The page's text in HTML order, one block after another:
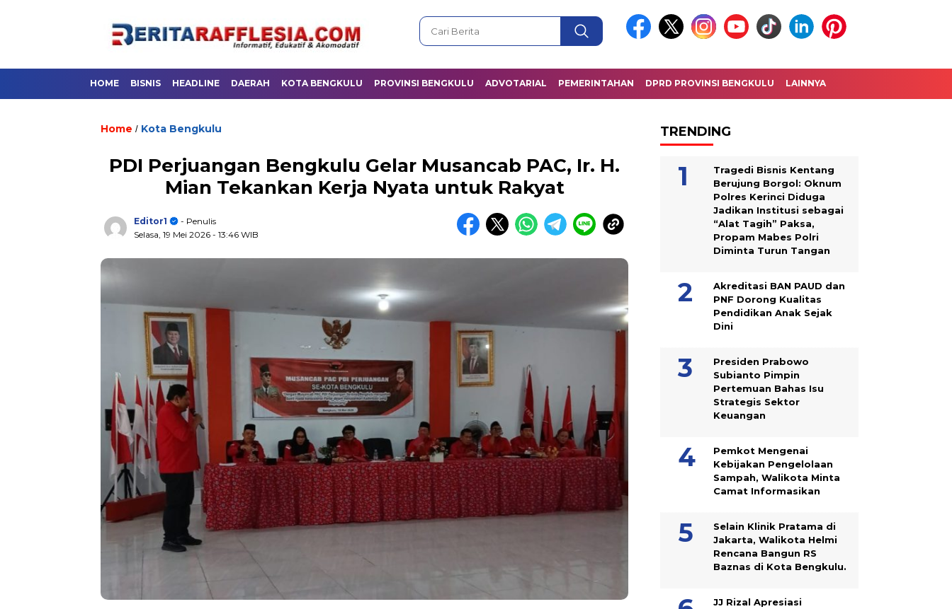
HOME BISNIS HEADLINE DAERAH KOTA BENGKULU PROVINSI BENGKULU ADVOTARIAL PEMERINTAHAN DPRD PROVINSI BENGKULU LAINNYA
Home / Kota Bengkulu
PDI Perjuangan Bengkulu Gelar Musancab PAC, Ir. H.
Mian Tekankan Kerja Nyata untuk Rakyat
Editor1
- Penulis
Selasa, 19 Mei 2026 - 13:46 WIB
TRENDING
Tragedi Bisnis Kentang
Berujung Borgol: Oknum
Polres Kerinci Diduga
Jadikan Institusi sebagai
“Alat Tagih” Paksa,
Propam Mabes Polri
Diminta Turun Tangan
Akreditasi BAN PAUD dan
PNF Dorong Kualitas
Pendidikan Anak Sejak
Dini
Presiden Prabowo
Subianto Pimpin
Pertemuan Bahas Isu
Strategis Sektor
Keuangan
Pemkot Mengenai
Kebijakan Pengelolaan
Sampah, Walikota Minta
Camat Informasikan
Selain Klinik Pratama di
Jakarta, Walikota Helmi
Rencana Bangun RS
Baznas di Kota Bengkulu.
JJ Rizal Apresiasi